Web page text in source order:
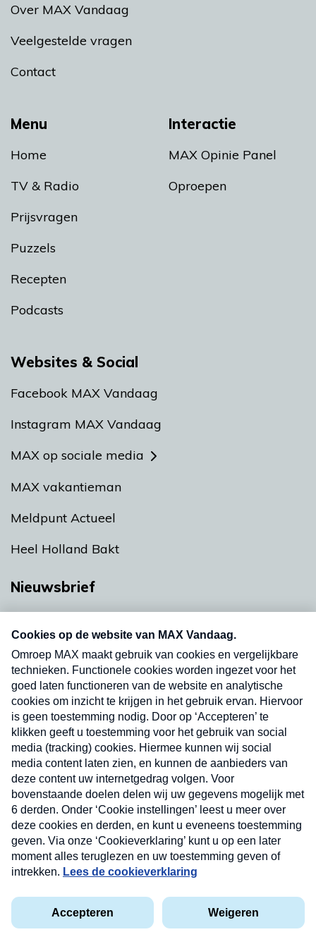
Menu
Home
TV & Radio
Prijsvragen
Puzzels
Recepten
Podcasts
Interactie
MAX Opinie Panel
Oproepen
Over MAX Vandaag
Veelgestelde vragen
Contact
Websites & Social
Facebook MAX Vandaag
Instagram MAX Vandaag
MAX op sociale media
MAX vakantieman
Meldpunt Actueel
Heel Holland Bakt
Nieuwsbrief
nieuwsbrief. Elke vrijdag- en dinsdagochtend in
uw mailbox.
Verzend
Privacyverklaring
Cookieverklaring
Kwetsbaarheid melden
Nieuwsbrief
Neem hier een gratis abonnement op onze
nieuwsbrief. Elke vrijdag- en dinsdagochtend in uw